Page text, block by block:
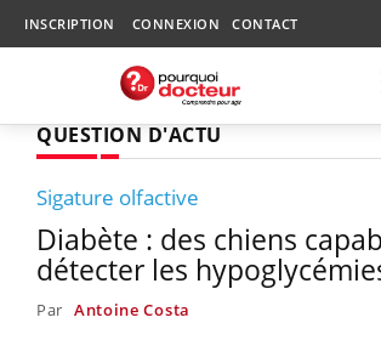
INSCRIPTION CONNEXION CONTACT
QUESTION D'ACTU
Sigature olfactive
Diabète : des chiens
détecter les
Par Antoine Costa